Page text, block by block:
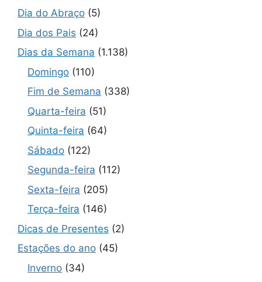
Dia do Abraço (5)
Dia dos Pais (24)
Dias da Semana (1.138)
Domingo (110)
Fim de Semana (338)
Quarta-feira (51)
Quinta-feira (64)
Sábado (122)
Segunda-feira (112)
Sexta-feira (205)
Terça-feira (146)
Dicas de Presentes (2)
Estações do ano (45)
Inverno (34)